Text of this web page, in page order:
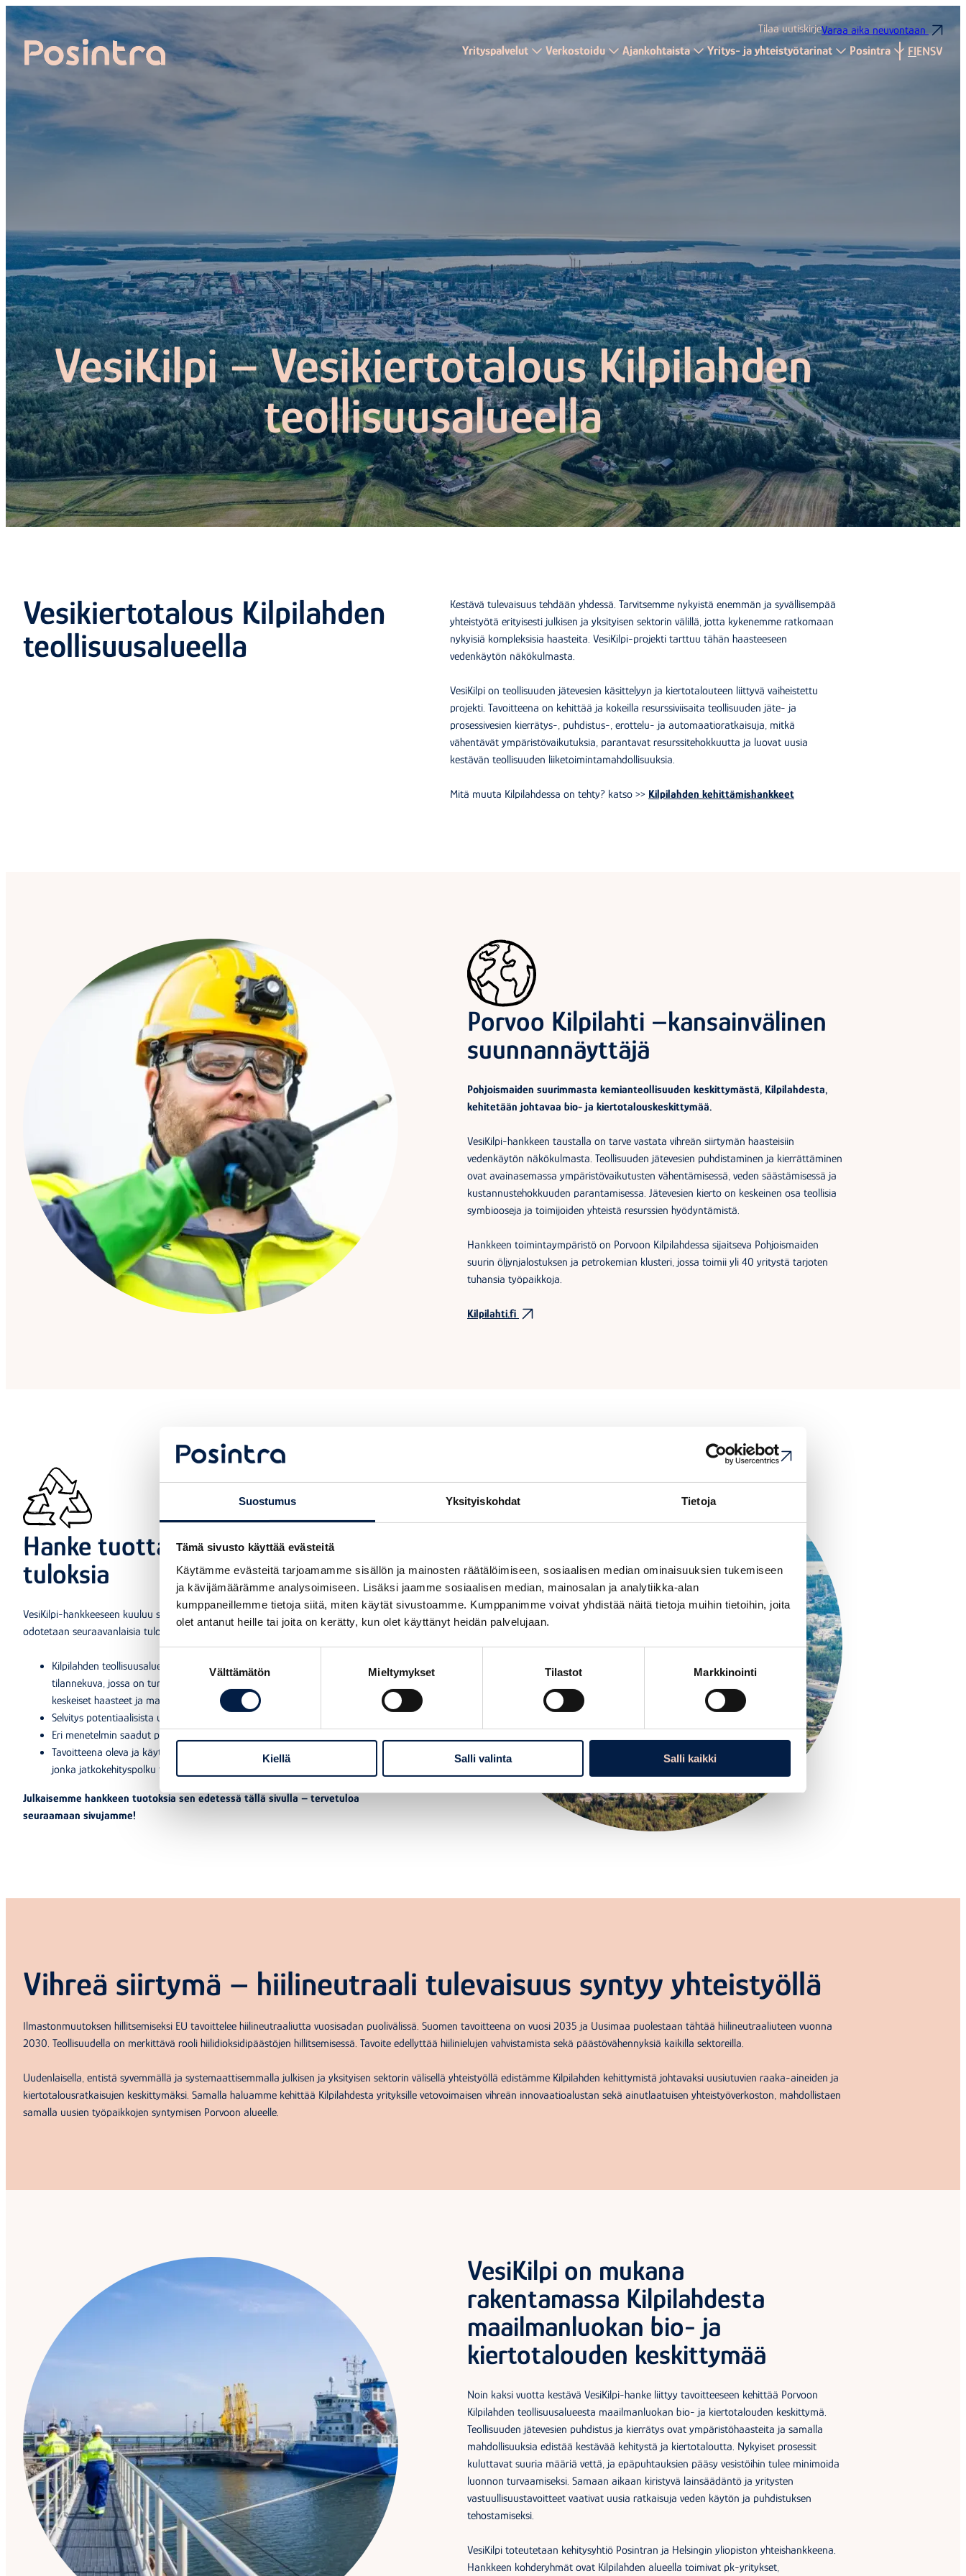
Suostumus Yksityiskohdat Tietoja
Tämä sivusto käyttää evästeitä
Käytämme evästeitä tarjoamamme sisällön ja mainosten räätälöimiseen, sosiaalisen median ominaisuuksien tukemiseen
ja kävijämäärämme analysoimiseen. Lisäksi jaamme sosiaalisen median, mainosalan ja analytiikka-alan
kumppaneillemme tietoja siitä, miten käytät sivustoamme. Kumppanimme voivat yhdistää näitä tietoja muihin tietoihin, joita
olet antanut heille tai joita on kerätty, kun olet käyttänyt heidän palvelujaan.
valinta
Välttämätön Mieltymykset Tilastot Markkinointi
Kiellä Salli valinta Salli kaikki
Siirry
suoraan
sisältöön
Posintra Oy
Tilaa uutiskirjeVaraa aika neuvontaan
Yrityspalvelut Verkostoidu Ajankohtaista Yritys- ja yhteistyötarinat Posintra FIENSV
VesiKilpi – Vesikiertotalous Kilpilahden
teollisuusalueella
Vesikiertotalous Kilpilahden
teollisuusalueella
Kestävä tulevaisuus tehdään yhdessä. Tarvitsemme nykyistä enemmän ja syvällisempää
yhteistyötä erityisesti julkisen ja yksityisen sektorin välillä, jotta kykenemme ratkomaan
nykyisiä kompleksisia haasteita. VesiKilpi-projekti tarttuu tähän haasteeseen
vedenkäytön näkökulmasta.
VesiKilpi on teollisuuden jätevesien käsittelyyn ja kiertotalouteen liittyvä vaiheistettu
projekti. Tavoitteena on kehittää ja kokeilla resurssiviisaita teollisuuden jäte- ja
prosessivesien kierrätys-, puhdistus-, erottelu- ja automaatioratkaisuja, mitkä
vähentävät ympäristövaikutuksia, parantavat resurssitehokkuutta ja luovat uusia
kestävän teollisuuden liiketoimintamahdollisuuksia.
Mitä muuta Kilpilahdessa on tehty? katso >> Kilpilahden kehittämishankkeet
Porvoo Kilpilahti –kansainvälinen
suunnannäyttäjä
Pohjoismaiden suurimmasta kemianteollisuuden keskittymästä, Kilpilahdesta,
kehitetään johtavaa bio- ja kiertotalouskeskittymää.
VesiKilpi-hankkeen taustalla on tarve vastata vihreän siirtymän haasteisiin
vedenkäytön näkökulmasta. Teollisuuden jätevesien puhdistaminen ja kierrättäminen
ovat avainasemassa ympäristövaikutusten vähentämisessä, veden säästämisessä ja
kustannustehokkuuden parantamisessa. Jätevesien kierto on keskeinen osa teollisia
symbiooseja ja toimijoiden yhteistä resurssien hyödyntämistä.
Hankkeen toimintaympäristö on Porvoon Kilpilahdessa sijaitseva Pohjoismaiden
suurin öljynjalostuksen ja petrokemian klusteri, jossa toimii yli 40 yritystä tarjoten
tuhansia työpaikkoja.
Kilpilahti.fi
Hanke tuottaa konkreettisia
tuloksia
VesiKilpi-hankkeeseen kuuluu selvitys- ja kehitystyötä monella osa-alueella, joista
odotetaan seuraavanlaisia tuloksia:
Kilpilahden teollisuusalueen vesien käytön ja käsittelyn dokumentoitu
tilannekuva, jossa on tunnistettu alueen toimijat sekä vesienhallinnan
keskeiset haasteet ja mahdollisuudet
Selvitys potentiaalisista uusista liiketoimintamalleista ja ansaintalogiikoista
Eri menetelmin saadut potentiaalisimpien liiketoimintamallien testaustulokset
Tavoitteena oleva ja käytännössä toimiva kansainvälinen liiketoimintamalli,
jonka jatkokehityspolku toimenpiteineen on määritelty
Julkaisemme hankkeen tuotoksia sen edetessä tällä sivulla – tervetuloa
seuraamaan sivujamme!
Vihreä siirtymä – hiilineutraali tulevaisuus syntyy yhteistyöllä
Ilmastonmuutoksen hillitsemiseksi EU tavoittelee hiilineutraaliutta vuosisadan puolivälissä. Suomen tavoitteena on vuosi 2035 ja Uusimaa puolestaan tähtää hiilineutraaliuteen vuonna
2030. Teollisuudella on merkittävä rooli hiilidioksidipäästöjen hillitsemisessä. Tavoite edellyttää hiilinielujen vahvistamista sekä päästövähennyksiä kaikilla sektoreilla.
Uudenlaisella, entistä syvemmällä ja systemaattisemmalla julkisen ja yksityisen sektorin välisellä yhteistyöllä edistämme Kilpilahden kehittymistä johtavaksi uusiutuvien raaka-aineiden ja
kiertotalousratkaisujen keskittymäksi. Samalla haluamme kehittää Kilpilahdesta yrityksille vetovoimaisen vihreän innovaatioalustan sekä ainutlaatuisen yhteistyöverkoston, mahdollistaen
samalla uusien työpaikkojen syntymisen Porvoon alueelle.
VesiKilpi on mukana
rakentamassa Kilpilahdesta
maailmanluokan bio- ja
kiertotalouden keskittymää
Noin kaksi vuotta kestävä VesiKilpi-hanke liittyy tavoitteeseen kehittää Porvoon
Kilpilahden teollisuusalueesta maailmanluokan bio- ja kiertotalouden keskittymä.
Teollisuuden jätevesien puhdistus ja kierrätys ovat ympäristöhaasteita ja samalla
mahdollisuuksia edistää kestävää kehitystä ja kiertotaloutta. Nykyiset prosessit
kuluttavat suuria määriä vettä, ja epäpuhtauksien pääsy vesistöihin tulee minimoida
luonnon turvaamiseksi. Samaan aikaan kiristyvä lainsäädäntö ja yritysten
vastuullisuustavoitteet vaativat uusia ratkaisuja veden käytön ja puhdistuksen
tehostamiseksi.
VesiKilpi toteutetaan kehitysyhtiö Posintran ja Helsingin yliopiston yhteishankkeena.
Hankkeen kohderyhmät ovat Kilpilahden alueella toimivat pk-yritykset,